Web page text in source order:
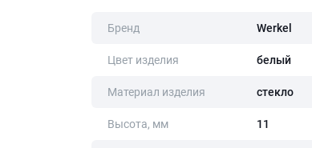
Бренд Werkel
Цвет изделия белый
Материал изделия стекло
Высота, мм 11